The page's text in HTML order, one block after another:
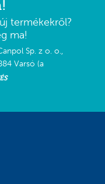
termékekről?
ma!
Sp. z o. o.,
Varsó (a